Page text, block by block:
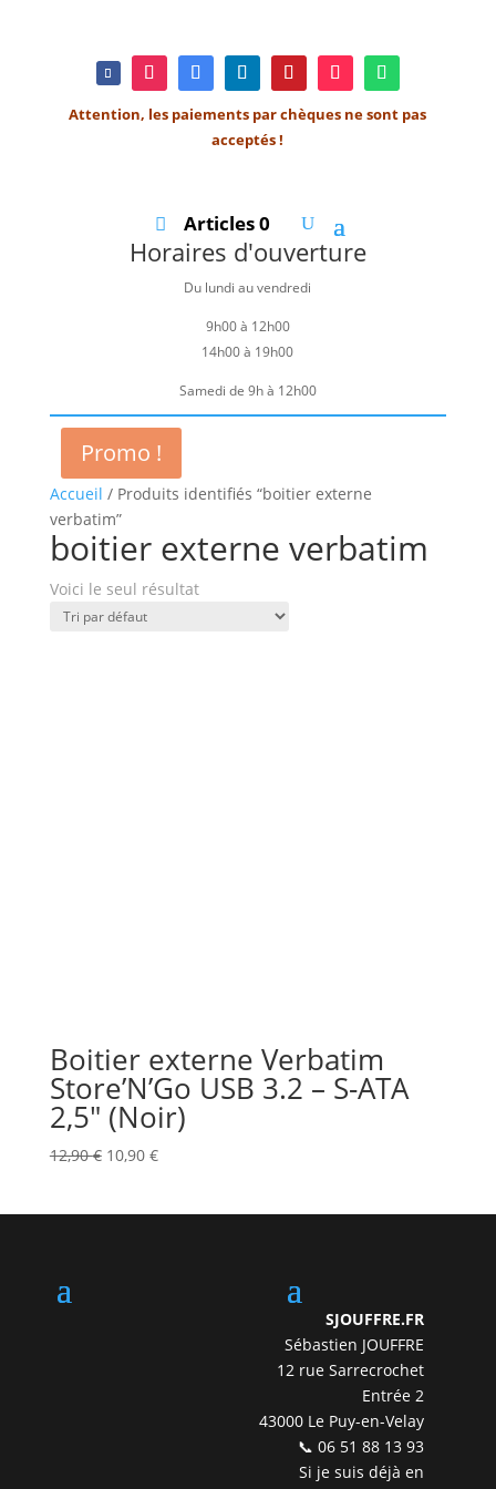
Attention, les paiements par chèques ne sont pas
acceptés !
Articles 0
Horaires d'ouverture
Du lundi au vendredi
9h00 à 12h00
14h00 à 19h00
Samedi de 9h à 12h00
Accueil / Produits identifiés “boitier externe
verbatim”
boitier externe verbatim
Voici le seul résultat
Promo !
Boitier externe Verbatim
Store’N’Go USB 3.2 – S-ATA
2,5″ (Noir)
12,90€ Le
10,90 €Le
SJOUFFRE.FR
Sébastien JOUFFRE
12 rue Sarrecrochet
Entrée 2
43000 Le Puy-en-Velay
📞 06 51 88 13 93
Si je suis déjà en